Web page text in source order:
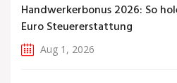
Handwerkerbonus 2026: So
Euro Steuererstattung
Aug 1, 2026